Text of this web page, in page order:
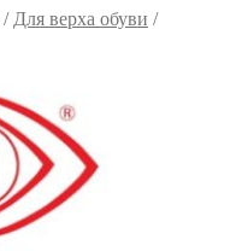
/ Для верха обуви /